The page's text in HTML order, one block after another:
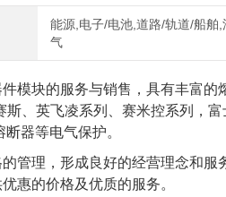
能源,电子/电池,道路/轨道/船舶
气
模块的服务与销售，具有丰富的
、英飞凌系列、赛米控系列，
器等电气保护。
管理，形成良好的经营理念和服
惠的价格及优质的服务。